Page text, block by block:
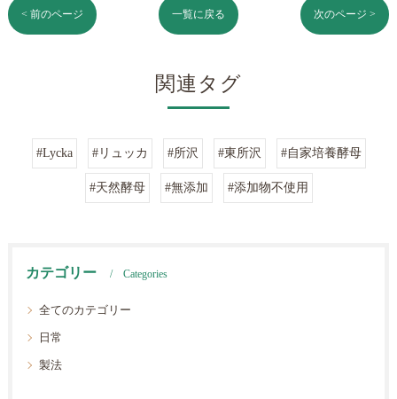
< 前のページ 一覧に戻る 次のページ >
関連タグ
#Lycka #リュッカ #所沢 #東所沢 #自家培養酵母
#天然酵母 #無添加 #添加物不使用
カテゴリー Categories
全てのカテゴリー
日常
製法